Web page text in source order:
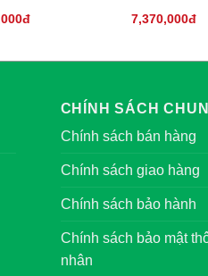
7,370,000đ
CHÍNH SÁCH
Chính sách bán hàng
Chính sách giao hàng
Chính sách bảo hành
Chính sách bảo mật
nhân